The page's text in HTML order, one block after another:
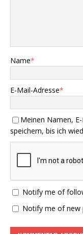
Name*
E-Mail-Adresse*
Meinen Namen,
speichern, bis ich
Notify me of
Notify me of new